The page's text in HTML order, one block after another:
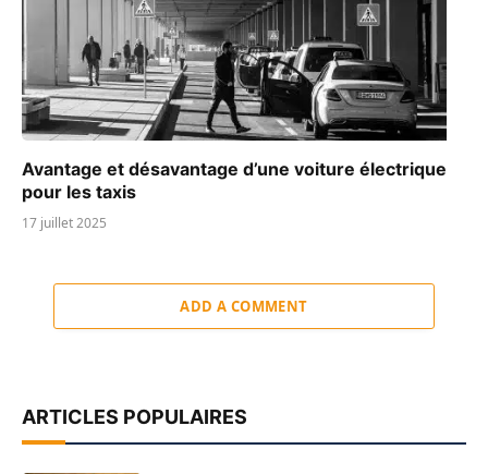
Avantage et désavantage d’une voiture électrique
pour les taxis
17 juillet 2025
ADD A COMMENT
ARTICLES POPULAIRES